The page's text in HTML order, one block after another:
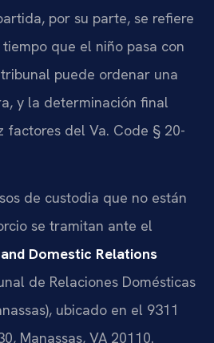
por su parte, se refiere
que el niño pasa con
puede ordenar una
y la determinación final
factores del Va. Code § 20-
de custodia que no están
se tramitan ante el
Domestic Relations
de Relaciones Domésticas
ubicado en el 9311
Manassas, VA 20110.